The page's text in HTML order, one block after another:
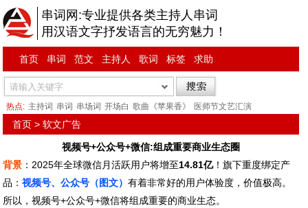
串词网:专业提供各类主持人串词
用汉语文字抒发语言的无穷魅力！
首页 串词 范文 主持人 歌词 标签 求助
热点: 主持词 串词 串场词 开场白 歌曲《苹果香》 医师节文艺汇演
首页 >软文广告
视频号+公众号+微信:组成重要商业生态圈
背景 ：2025年全球微信月活跃用户将增至14.81亿！旗下重度绑定产
品：视频号、公众号（图文）有着非常好的用户体验度，价值极高。
所以，视频号+公众号+微信将组成重要的商业生态。